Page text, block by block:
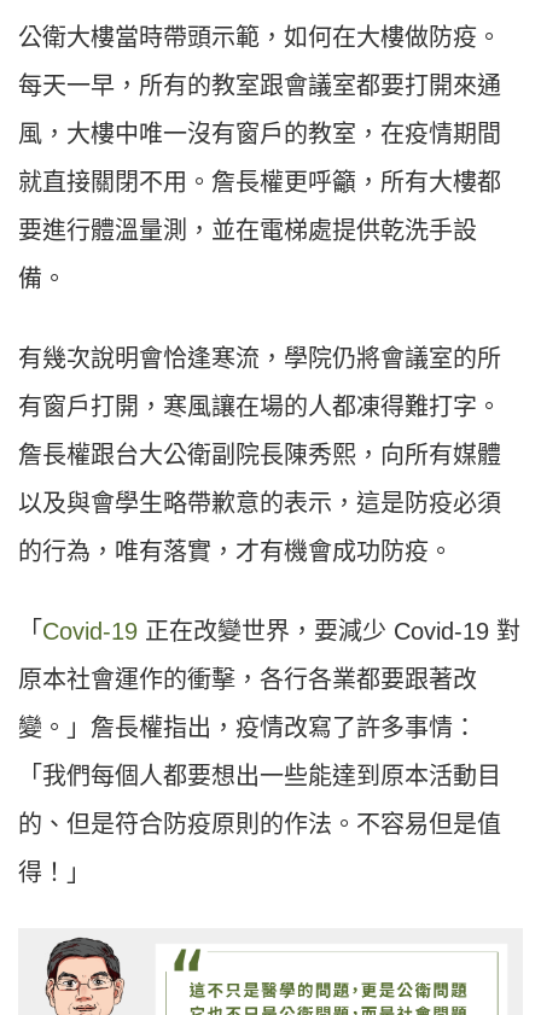
公衛大樓當時帶頭示範，如何在大樓做防疫。
每天一早，所有的教室跟會議室都要打開來通
風，大樓中唯一沒有窗戶的教室，在疫情期間
就直接關閉不用。詹長權更呼籲，所有大樓都
要進行體溫量測，並在電梯處提供乾洗手設
備。
有幾次說明會恰逢寒流，學院仍將會議室的所
有窗戶打開，寒風讓在場的人都凍得難打字。
詹長權跟台大公衛副院長陳秀熙，向所有媒體
以及與會學生略帶歉意的表示，這是防疫必須
的行為，唯有落實，才有機會成功防疫。
「 Covid-19 正在改變世界，要減少 Covid-19 對
原本社會運作的衝擊，各行各業都要跟著改
變。」詹長權指出，疫情改寫了許多事情：
「我們每個人都要想出一些能達到原本活動目
的、但是符合防疫原則的作法。不容易但是值
得！」